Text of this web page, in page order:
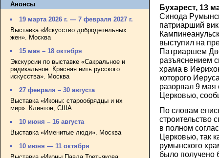
Анонсы
19 марта 2026 г. — 7 февраля 2027 г.
Выставка «Искусство добродетельных
жен». Москва
15 мая – 18 октября
Экскурсии по выставке «Сакральное и
радикальное. Красная нить русского
искусства». Москва
27 февраля – 30 августа
Выставка «Иконы: старообрядцы и их
мир». Клинтон, США
10 июня – 16 августа
Выставка «Именитые люди». Москва
10 июня — 11 октября
Бухарест, 13
Синода
патриарший
выступил на
Патриаршем
разъяснением
храма в
которого
разорвал 9
Церковью,
По словам
строительство
в полном
Церковью, так
румынского
было получено